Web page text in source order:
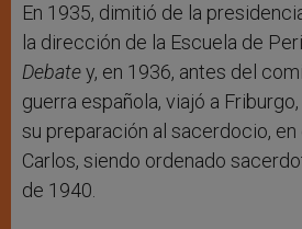
En 1935, dimitió de la
la dirección de la Escuela de
Debatey, en 1936, antes del
guerra española, viajó a
su preparación al sacerdocio, en
Carlos, siendo ordenado
de 1940.